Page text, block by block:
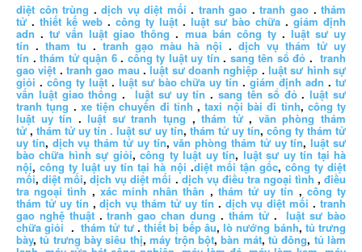
diệt côn trùng .dịch vụ diệt mối . tranh gao .tranh gao .thám
tử. thiết kế web . công ty luật . luật sư bào chữa .giám định
adn .tư vấn luật giao thông. mua bán công ty. luật sư uy
tín . tham tu .tranh gạo màu hà nội .dịch vụ thám tử uy
tín .thám tử quận 6. công ty luật uy tín . sang tên sổ đỏ .tranh
gao việt .tranh gao mau .luật sư doanh nghiệp .luật sư hình sự
giỏi . công ty luật. luật sư bào chữa uy tín .giám định adn .tư
vấn luật giao thông .luật sư uy tín .sang tên sổ đỏ.luật sư
tranh tụng . xe tiện chuyến đi tỉnh ,taxi nội bài đi tỉnh, công ty
luật uy tín .luật sư tranh tụng ,thám tử, văn phòng thám
tử,thám tử uy tín . luật sư uy tín, thám tử uy tín, công ty thám tử
uy tín, dịch vụ thám tử uy tín,văn phòng thám tử uy tín,luật sư
bào chữa hình sự giỏi,công ty luật uy tín, luật sư uy tín tại hà
nội,công ty luật uy tín tại hà nội .diệt mối tận gốc, công ty diệt
mối,diệt mối,dịch vụ diệt mối .dịch vụ điều tra ngoại tình ,điều
tra ngoại tình ,xác minh nhân thân ,thám tử uy tín , công ty
thám tử uy tín ,dịch vụ thám tử uy tín . dịch vụ diệt mối .tranh
gao nghệ thuật.tranh gao chan dung . thám tử.luật sư bào
chữa giỏi .thám tử tư.thiết bị bếp âu,lò nướng bánh, tủ trưng
bày,tủ trưng bày siêu thị,máy trộn bột,bàn mát,tủ đông, tủ làm